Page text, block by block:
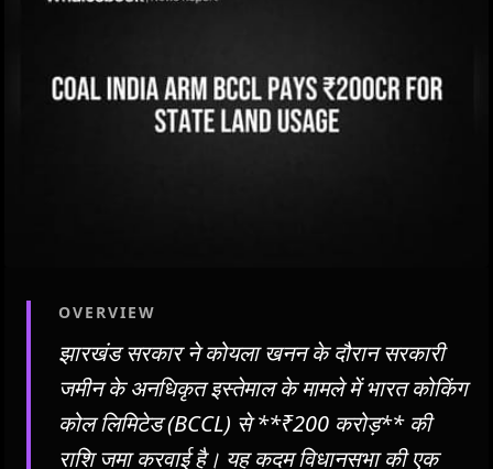
OVERVIEW
झारखंड सरकार ने कोयला खनन के दौरान सरकारी
जमीन के अनधिकृत इस्तेमाल के मामले में भारत कोकिंग
कोल लिमिटेड (BCCL) से **₹200 करोड़** की
राशि जमा करवाई है। यह कदम विधानसभा की एक